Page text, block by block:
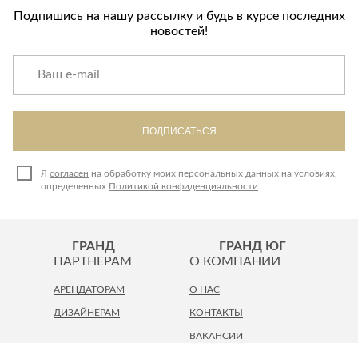
Подпишись на нашу рассылку и будь в курсе последних
новостей!
ПОДПИСАТЬСЯ
Я согласен на обработку моих персональных данных на условиях,
определенных Политикой конфиденциальности
ГРАНД ГРАНД ЮГ
ПАРТНЕРАМ
АРЕНДАТОРАМ
ДИЗАЙНЕРАМ
О КОМПАНИИ
О НАС
КОНТАКТЫ
ВАКАНСИИ